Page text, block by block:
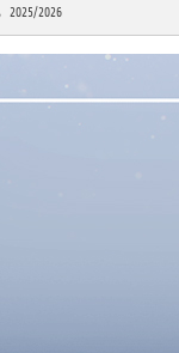
2025/2026